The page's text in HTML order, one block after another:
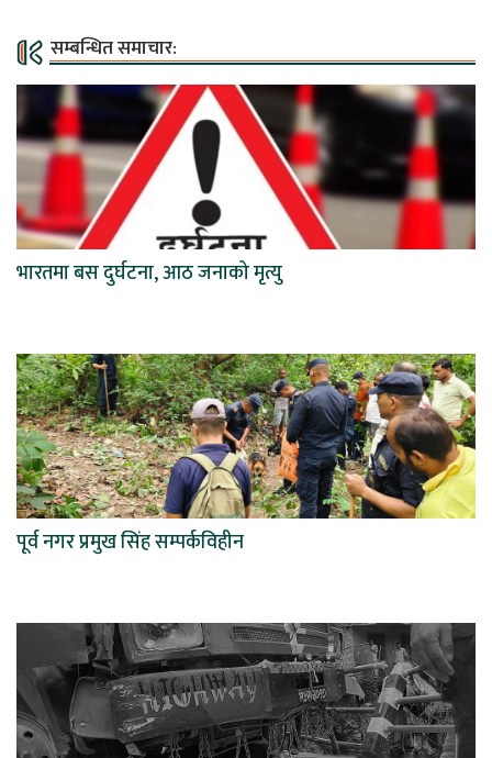
सम्बन्धित समाचार:
भारतमा बस दुर्घटना, आठ जनाको मृत्यु
पूर्व नगर प्रमुख सिंह सम्पर्कविहीन